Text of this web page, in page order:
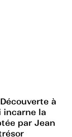
à
incarne la
par Jean